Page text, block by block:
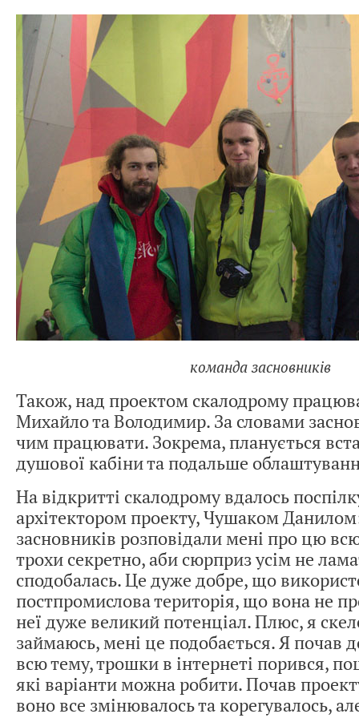
команда засновників
Також, над проектом скалодрому
Михайло та Володимир. За словами
чим працювати. Зокрема, планується
душової кабіни та подальше
На відкритті скалодрому вдалось
архітектором проекту, Чушаком
засновників розповідали мені про цю
трохи секретно, аби сюрприз усім не
сподобалась. Це дуже добре, що
постпромислова територія, що вона не
неї дуже великий потенціал. Плюс, я
займаюсь, мені це подобається. Я почав
всю тему, трошки в інтернеті порився,
які варіанти можна робити. Почав
воно все змінювалось та корегувалось,